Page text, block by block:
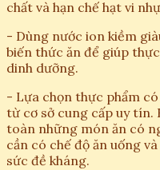
chất và hạn chế hạt vi
- Dùng nước ion kiềm
biến thức ăn để giúp
dinh dưỡng.
- Lựa chọn thực phẩm
từ cơ sở cung cấp uy tín.
toàn những món ăn có
cần có chế độ ăn uống
sức đề kháng.